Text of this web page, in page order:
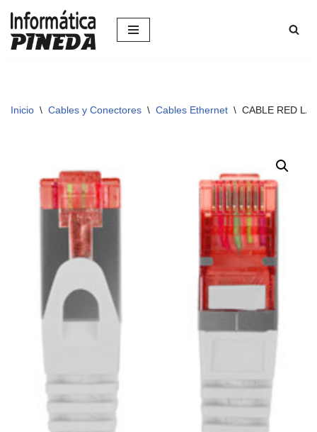
Saltar
Inicio \ Cables y Conectores \ Cables Ethernet \ CABLE RED